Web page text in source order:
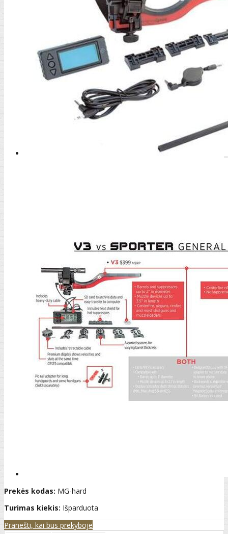
Prekės kodas: MG-hard
Turimas kiekis: Išparduota
Pranešti, kai bus prekyboje